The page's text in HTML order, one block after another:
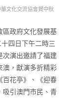
華文化交流協會賀中秋
區政府文化發展基
四日下午二時三
次演出邀請了福建
澳，獻演多折精彩
百花亭》、《迎春
吸引澳門市民、青